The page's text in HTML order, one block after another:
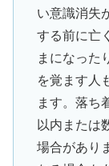
い意識消失
する前に亡
まになった
を覚ます人
ます。落ち
以内または
場合があり